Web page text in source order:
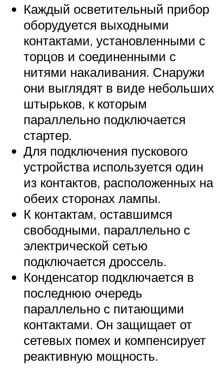
Каждый осветительный прибор
оборудуется выходными
контактами, установленными с
торцов и соединенными с
нитями накаливания. Снаружи
они выглядят в виде небольших
штырьков, к которым
параллельно подключается
стартер.
Для подключения пускового
устройства используется один
из контактов, расположенных на
обеих сторонах лампы.
К контактам, оставшимся
свободными, параллельно с
электрической сетью
подключается дроссель.
Конденсатор подключается в
последнюю очередь
параллельно с питающими
контактами. Он защищает от
сетевых помех и компенсирует
реактивную мощность.